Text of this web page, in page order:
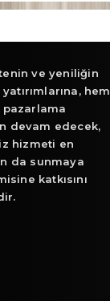
ve yeniliğin
hem
pazarlama
devam edecek,
hizmeti en
da sunmaya
katkısını